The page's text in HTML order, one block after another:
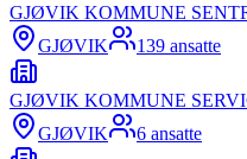
GJØVIK KOMMUNE
GJØVIK
139 ansatte
GJØVIK KOMMUNE
GJØVIK
6 ansatte